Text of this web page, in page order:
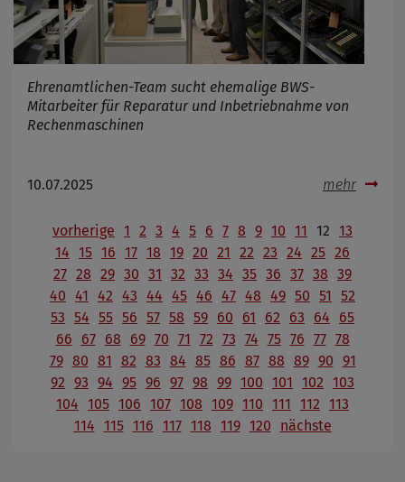
Ehrenamtlichen-Team sucht ehemalige BWS-
Mitarbeiter für Reparatur und Inbetriebnahme von
Rechenmaschinen
10.07.2025 mehr
vorherige 1 2 3 4 5 6 7 8 9 10 11 12 13
14 15 16 17 18 19 20 21 22 23 24 25 26
27 28 29 30 31 32 33 34 35 36 37 38 39
40 41 42 43 44 45 46 47 48 49 50 51
52
53 54 55 56 57 58 59 60 61 62 63 64
65
66
67 68 69 70 71 72 73 74 75 76 77 78
79 80 81 82 83 84 85 86 87 88 89 90 91
92 93 94 95 96 97 98 99 100 101 102 103
104 105 106 107 108 109 110 111 112 113
114 115 116 117 118 119 120 nächste